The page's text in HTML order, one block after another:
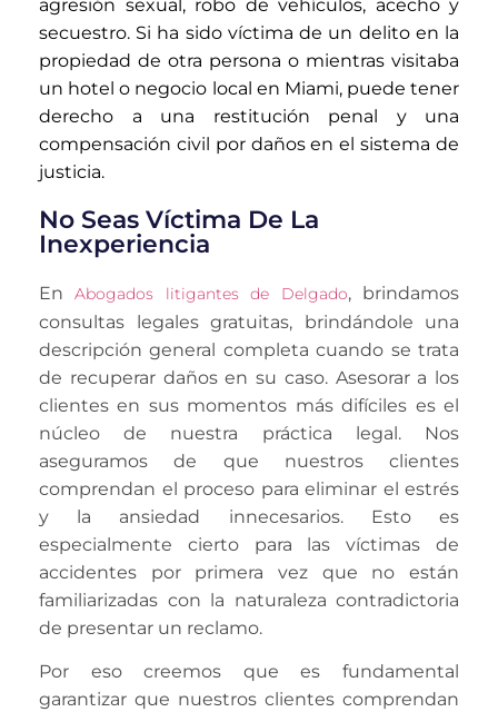
agresión sexual, robo de vehículos, acecho y
secuestro. Si ha sido víctima de un delito en la
propiedad de otra persona o mientras visitaba
un hotel o negocio local en Miami, puede tener
derecho a una restitución penal y una
compensación civil por daños en el sistema de
justicia.
No Seas Víctima De La
Inexperiencia
EnAbogados litigantes de Delgado, brindamos
consultas legales gratuitas, brindándole una
descripción general completa cuando se trata
de recuperar daños en su caso. Asesorar a los
clientes en sus momentos más difíciles es el
núcleo de nuestra práctica legal. Nos
aseguramos de que nuestros clientes
comprendan el proceso para eliminar el estrés
y la ansiedad innecesarios. Esto es
especialmente cierto para las víctimas de
accidentes por primera vez que no están
familiarizadas con la naturaleza contradictoria
de presentar un reclamo.
Por eso creemos que es fundamental
garantizar que nuestros clientes comprendan